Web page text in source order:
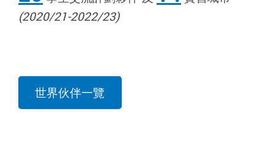
(2020/21-2022/23)
世界伙伴一覽
(2020/21-2022/23)
世界伙伴一覽